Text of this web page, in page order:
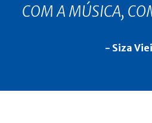
COM A MÚSICA,
- Siza